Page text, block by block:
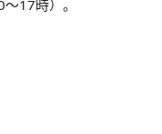
17時）。